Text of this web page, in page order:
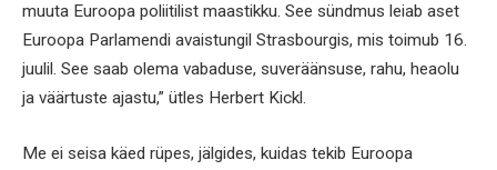
muuta Euroopa poliitilist maastikku. See sündmus leiab aset
Euroopa Parlamendi avaistungil Strasbourgis, mis toimub 16.
juulil. See saab olema vabaduse, suveräänsuse, rahu, heaolu
ja väärtuste ajastu,” ütles Herbert Kickl.
Me ei seisa käed rüpes, jälgides, kuidas tekib Euroopa